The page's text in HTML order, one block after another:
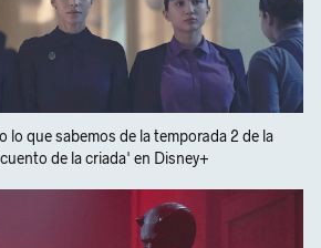
que sabemos de la temporada 2 de la
de la criada' en Disney+